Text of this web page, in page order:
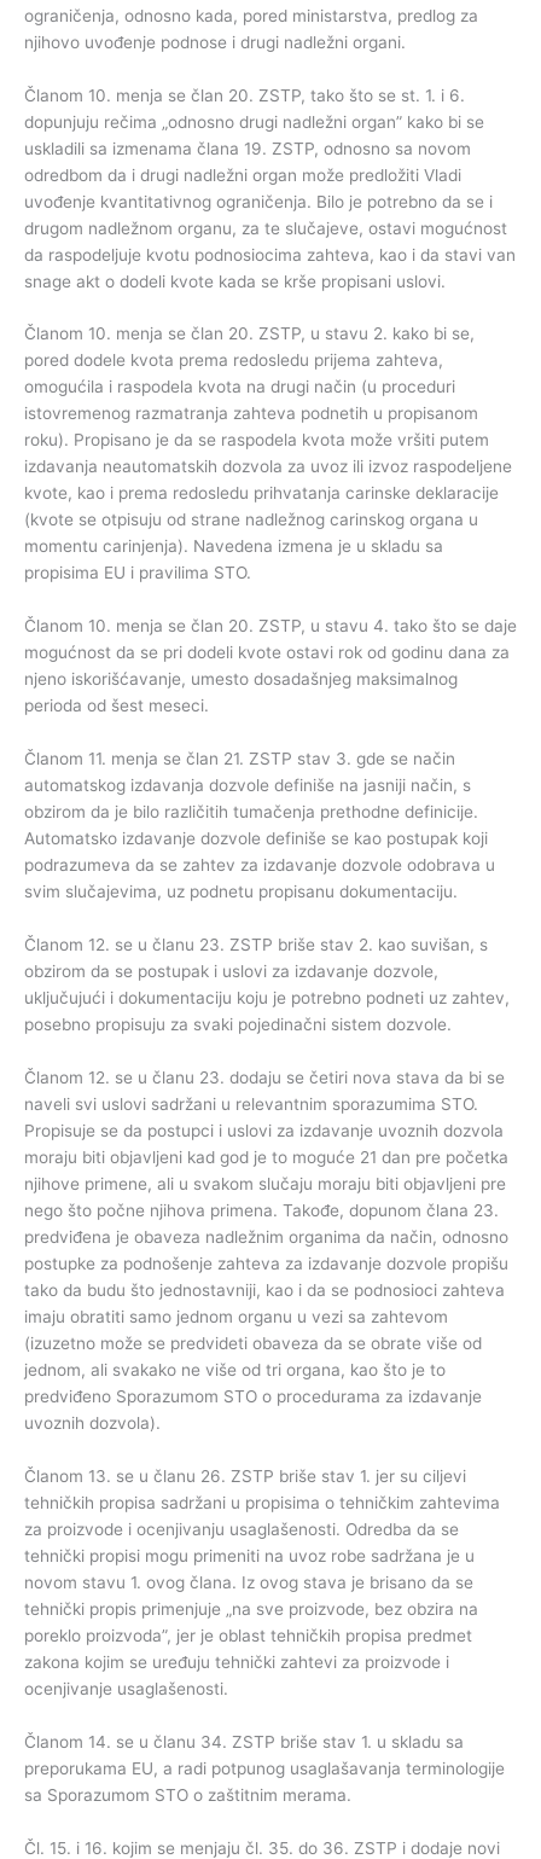
ograničenja, odnosno kada, pored ministarstva, predlog za
njihovo uvođenje podnose i drugi nadležni organi.
Članom 10. menja se član 20. ZSTP, tako što se st. 1. i 6.
dopunjuju rečima „odnosno drugi nadležni organ” kako bi se
uskladili sa izmenama člana 19. ZSTP, odnosno sa novom
odredbom da i drugi nadležni organ može predložiti Vladi
uvođenje kvantitativnog ograničenja. Bilo je potrebno da se i
drugom nadležnom organu, za te slučajeve, ostavi mogućnost
da raspodeljuje kvotu podnosiocima zahteva, kao i da stavi van
snage akt o dodeli kvote kada se krše propisani uslovi.
Članom 10. menja se član 20. ZSTP, u stavu 2. kako bi se,
pored dodele kvota prema redosledu prijema zahteva,
omogućila i raspodela kvota na drugi način (u proceduri
istovremenog razmatranja zahteva podnetih u propisanom
roku). Propisano je da se raspodela kvota može vršiti putem
izdavanja neautomatskih dozvola za uvoz ili izvoz raspodeljene
kvote, kao i prema redosledu prihvatanja carinske deklaracije
(kvote se otpisuju od strane nadležnog carinskog organa u
momentu carinjenja). Navedena izmena je u skladu sa
propisima EU i pravilima STO.
Članom 10. menja se član 20. ZSTP, u stavu 4. tako što se daje
mogućnost da se pri dodeli kvote ostavi rok od godinu dana za
njeno iskorišćavanje, umesto dosadašnjeg maksimalnog
perioda od šest meseci.
Članom 11. menja se član 21. ZSTP stav 3. gde se način
automatskog izdavanja dozvole definiše na jasniji način, s
obzirom da je bilo različitih tumačenja prethodne definicije.
Automatsko izdavanje dozvole definiše se kao postupak koji
podrazumeva da se zahtev za izdavanje dozvole odobrava u
svim slučajevima, uz podnetu propisanu dokumentaciju.
Članom 12. se u članu 23. ZSTP briše stav 2. kao suvišan, s
obzirom da se postupak i uslovi za izdavanje dozvole,
uključujući i dokumentaciju koju je potrebno podneti uz zahtev,
posebno propisuju za svaki pojedinačni sistem dozvole.
Članom 12. se u članu 23. dodaju se četiri nova stava da bi se
naveli svi uslovi sadržani u relevantnim sporazumima STO.
Propisuje se da postupci i uslovi za izdavanje uvoznih dozvola
moraju biti objavljeni kad god je to moguće 21 dan pre početka
njihove primene, ali u svakom slučaju moraju biti objavljeni pre
nego što počne njihova primena. Takođe, dopunom člana 23.
predviđena je obaveza nadležnim organima da način, odnosno
postupke za podnošenje zahteva za izdavanje dozvole propišu
tako da budu što jednostavniji, kao i da se podnosioci zahteva
imaju obratiti samo jednom organu u vezi sa zahtevom
(izuzetno može se predvideti obaveza da se obrate više od
jednom, ali svakako ne više od tri organa, kao što je to
predviđeno Sporazumom STO o procedurama za izdavanje
uvoznih dozvola).
Članom 13. se u članu 26. ZSTP briše stav 1. jer su ciljevi
tehničkih propisa sadržani u propisima o tehničkim zahtevima
za proizvode i ocenjivanju usaglašenosti. Odredba da se
tehnički propisi mogu primeniti na uvoz robe sadržana je u
novom stavu 1. ovog člana. Iz ovog stava je brisano da se
tehnički propis primenjuje „na sve proizvode, bez obzira na
poreklo proizvoda”, jer je oblast tehničkih propisa predmet
zakona kojim se uređuju tehnički zahtevi za proizvode i
ocenjivanje usaglašenosti.
Članom 14. se u članu 34. ZSTP briše stav 1. u skladu sa
preporukama EU, a radi potpunog usaglašavanja terminologije
sa Sporazumom STO o zaštitnim merama.
Čl. 15. i 16. kojim se menjaju čl. 35. do 36. ZSTP i dodaje novi